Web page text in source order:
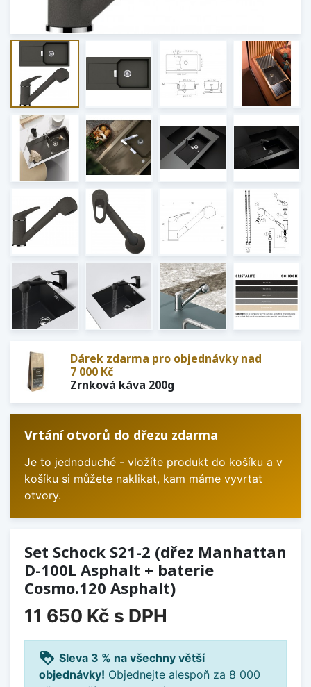
Dárek zdarma pro objednávky nad
7 000 Kč
Zrnková káva 200g
Vrtání otvorů do dřezu zdarma
Je to jednoduché - vložíte produkt do košíku a v
košíku si můžete naklikat, kam máme vyvrtat
otvory.
Set Schock S21-2 (dřez Manhattan
D-100L Asphalt + baterie
Cosmo.120 Asphalt)
11 650 Kč s DPH
loyalty Sleva 3 % na všechny větší
objednávky! Objednejte alespoň za 8 000